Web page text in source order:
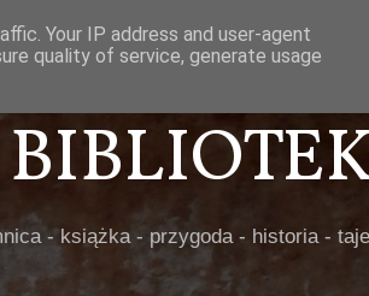
- książka - przygoda - historia -
Your IP address and user-agent
quality of service, generate usage